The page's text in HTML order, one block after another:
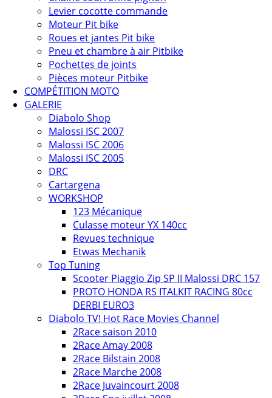
Levier cocotte commande
Moteur Pit bike
Roues et jantes Pit bike
Pneu et chambre à air Pitbike
Pochettes de joints
Pièces moteur Pitbike
COMPÉTITION MOTO
GALERIE
Diabolo Shop
Malossi ISC 2007
Malossi ISC 2006
Malossi ISC 2005
DRC
Cartargena
WORKSHOP
123 Mécanique
Culasse moteur YX 140cc
Revues technique
Etwas Mechanik
Top Tuning
Scooter Piaggio Zip SP II Malossi DRC 157
PROTO HONDA RS ITALKIT RACING 80cc
DERBI EURO3
Diabolo TV! Hot Race Movies Channel
2Race saison 2010
2Race Amay 2008
2Race Bilstain 2008
2Race Marche 2008
2Race Juvaincourt 2008